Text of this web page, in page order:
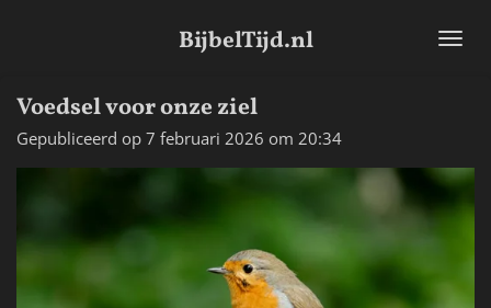
de
hoofdinhoud
BijbelTijd.nl
Voedsel voor onze ziel
Gepubliceerd op 7 februari 2026 om 20:34